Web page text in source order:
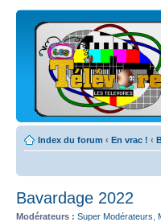
Index du forum ‹ En vrac ! ‹
Bavardage 2022
Modérateurs : Super Modérateurs